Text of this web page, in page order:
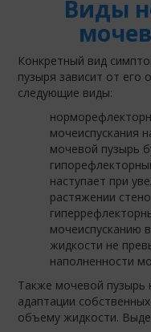
Виды
Конкретный вид
пузыря зависит от
следующие виды:
мочеиспускания
мочевой пузырь
наступает при
растяжении
мочеиспусканию
жидкости не
наполненности
Также мочевой пузырь
адаптации
объему жидкости.